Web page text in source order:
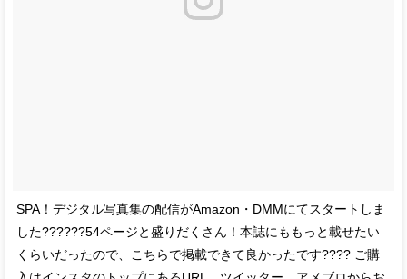
SPA！デジタル写真集の配信がAmazon・DMMにてスタートしま
した??????54ページと盛りだくさん！本誌にももっと載せたい
くらいだったので、こちらで掲載できて良かったです???? ご購